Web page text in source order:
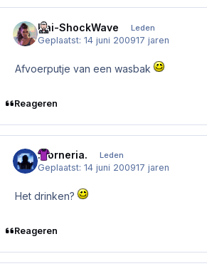
Kai-ShockWave Leden
Geplaatst:14 juni 200917 jaren
Afvoerputje van een wasbak
Reageren
.Corneria. Leden
Geplaatst:14 juni 200917 jaren
Het drinken?
Reageren